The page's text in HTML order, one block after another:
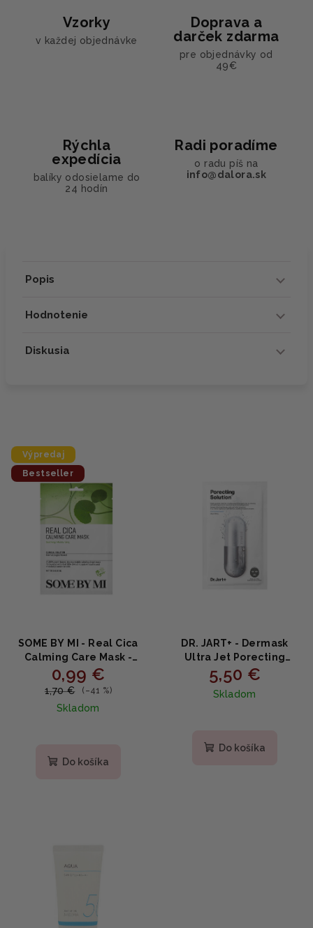
Vzorky
v každej objednávke
Doprava a
darček zdarma
pre objednávky od
49€
Rýchla
expedícia
balíky odosielame do
24 hodín
Radi poradíme
o radu píš na
info@dalora.sk
Popis
Hodnotenie
Diskusia
Výpredaj
Bestseller
SOME BY MI - Real Cica
Calming Care Mask -
Upokojujúca maska 20g
0,99 €
1,70 € (–41 %)
Skladom
produktu
Do košíka
DR. JART+ - Dermask
Ultra Jet Porecting
Solution - Maska s
čiernym uhlím 28g
5,50 €
Skladom
Do košíka